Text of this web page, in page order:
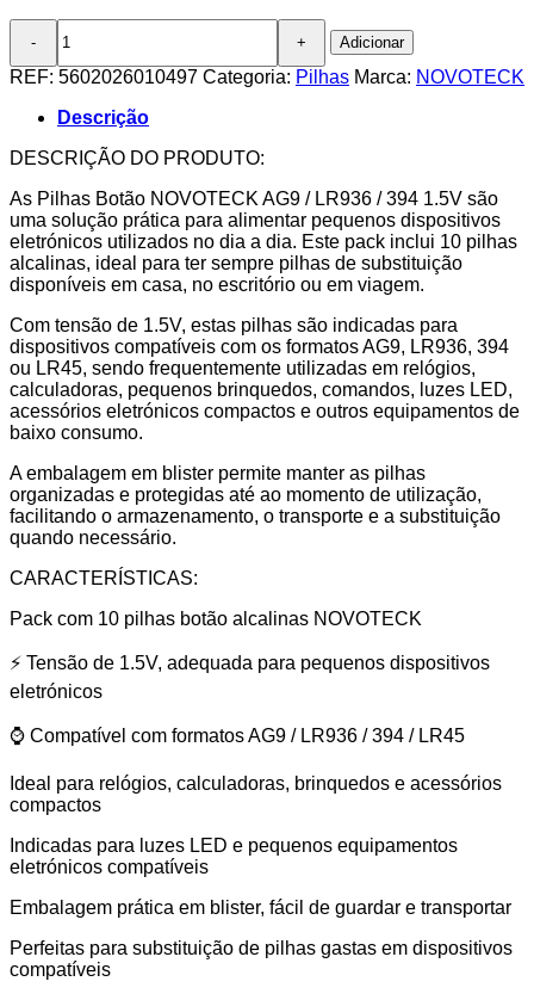
Quantidade
Pack
Pilhas
NOVOTECK
/
LR936
/
394,
1.5V
para
Relógios,
Calculadoras
e
Pequenos
Dispositivos
Adicionar
REF: 5602026010497 Categoria: Pilhas Marca: NOVOTECK
Descrição
DESCRIÇÃO DO PRODUTO:
As Pilhas Botão NOVOTECK AG9 / LR936 / 394 1.5V são
uma solução prática para alimentar pequenos dispositivos
eletrónicos utilizados no dia a dia. Este pack inclui 10 pilhas
alcalinas, ideal para ter sempre pilhas de substituição
disponíveis em casa, no escritório ou em viagem.
Com tensão de 1.5V, estas pilhas são indicadas para
dispositivos compatíveis com os formatos AG9, LR936, 394
ou LR45, sendo frequentemente utilizadas em relógios,
calculadoras, pequenos brinquedos, comandos, luzes LED,
acessórios eletrónicos compactos e outros equipamentos de
baixo consumo.
A embalagem em blister permite manter as pilhas
organizadas e protegidas até ao momento de utilização,
facilitando o armazenamento, o transporte e a substituição
quando necessário.
CARACTERÍSTICAS:
Pack com 10 pilhas botão alcalinas NOVOTECK
⚡ Tensão de 1.5V, adequada para pequenos dispositivos
eletrónicos
⌚ Compatível com formatos AG9 / LR936 / 394 / LR45
Ideal para relógios, calculadoras, brinquedos e acessórios
compactos
Indicadas para luzes LED e pequenos equipamentos
eletrónicos compatíveis
Embalagem prática em blister, fácil de guardar e transportar
Perfeitas para substituição de pilhas gastas em dispositivos
compatíveis